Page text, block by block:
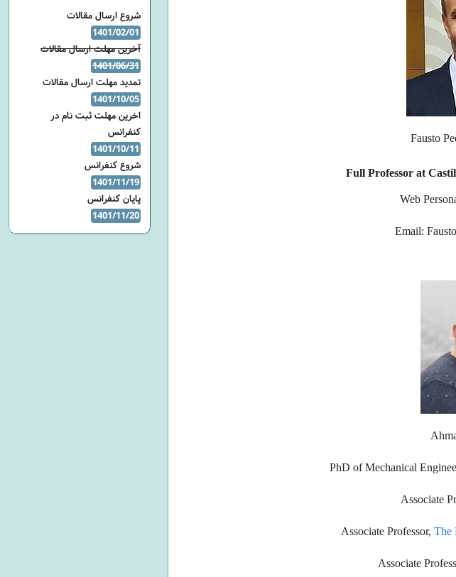
Fausto
Full Professor at
Web
Email:
PhD of Mechanical
Associate
Associate Professor, The
Associate
شروع ارسال مقالات
1401/02/01
آخرین مهلت ارسال مقالات
1401/06/31
تمدید مهلت ارسال مقالات
1401/10/05
اخرین مهلت ثبت نام در
کنفرانس
1401/10/11
شروع کنفرانس
1401/11/19
پایان کنفرانس
1401/11/20